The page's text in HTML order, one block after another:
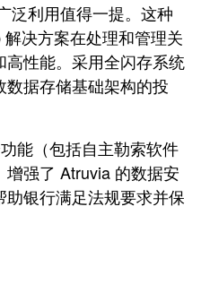
泛利用值得一提。这种
决方案在处理和管理关
性能。采用全闪存系统
据存储基础架构的投
能（包括自主勒索软件
强了 Atruvia 的数据安
银行满足法规要求并保